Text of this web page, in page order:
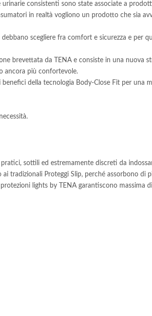
consistenti sono state associate a
in realtà vogliono un prodotto che sia
debbano scegliere fra comfort e sicurezza e
brevettata da TENA e consiste in una
ancora più confortevole.
benefici della tecnologia Body-Close Fit per
sottili ed estremamente discreti da
tradizionali Proteggi Slip, perché assorbono di
protezioni lights by TENA garantiscono